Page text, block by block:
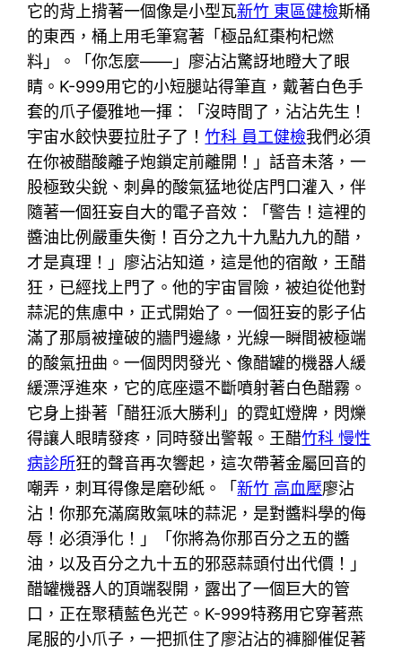
它的背上揹著一個像是小型瓦新竹 東區健檢斯桶
的東西，桶上用毛筆寫著「極品紅棗枸杞燃
料」。「你怎麼——」廖沾沾驚訝地瞪大了眼
睛。K-999用它的小短腿站得筆直，戴著白色手
套的爪子優雅地一揮：「沒時間了，沾沾先生！
宇宙水餃快要拉肚子了！竹科 員工健檢我們必須
在你被醋酸離子炮鎖定前離開！」話音未落，一
股極致尖銳、刺鼻的酸氣猛地從店門口灌入，伴
隨著一個狂妄自大的電子音效：「警告！這裡的
醬油比例嚴重失衡！百分之九十九點九九的醋，
才是真理！」廖沾沾知道，這是他的宿敵，王醋
狂，已經找上門了。他的宇宙冒險，被迫從他對
蒜泥的焦慮中，正式開始了。一個狂妄的影子佔
滿了那扇被撞破的牆門邊緣，光線一瞬間被極端
的酸氣扭曲。一個閃閃發光、像醋罐的機器人緩
緩漂浮進來，它的底座還不斷噴射著白色醋霧。
它身上掛著「醋狂派大勝利」的霓虹燈牌，閃爍
得讓人眼睛發疼，同時發出警報。王醋竹科 慢性
病診所狂的聲音再次響起，這次帶著金屬回音的
嘲弄，刺耳得像是磨砂紙。「新竹 高血壓廖沾
沾！你那充滿腐敗氣味的蒜泥，是對醬料學的侮
辱！必須淨化！」「你將為你那百分之五的醬
油，以及百分之九十五的邪惡蒜頭付出代價！」
醋罐機器人的頂端裂開，露出了一個巨大的管
口，正在聚積藍色光芒。K-999特務用它穿著燕
尾服的小爪子，一把抓住了廖沾沾的褲腳催促著